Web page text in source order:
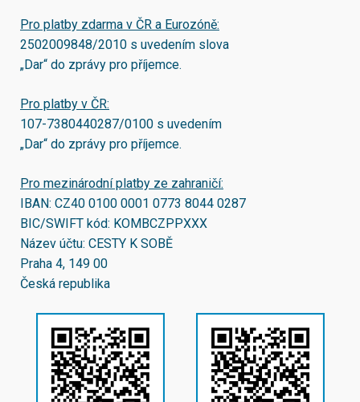
Pro platby zdarma v ČR a Eurozóně:
2502009848/2010 s uvedením slova
„Dar“ do zprávy pro příjemce.
Pro platby v ČR:
107-7380440287/0100 s uvedením
„Dar“ do zprávy pro příjemce.
Pro mezinárodní platby ze zahraničí:
IBAN: CZ40 0100 0001 0773 8044 0287
BIC/SWIFT kód: KOMBCZPPXXX
Název účtu: CESTY K SOBĚ
Praha 4, 149 00
Česká republika